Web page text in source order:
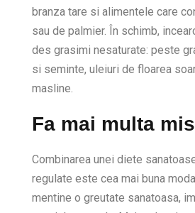
branza tare si alimentele care
sau de palmier. În schimb,
des grasimi nesaturate: peste
si seminte, uleiuri de floarea
masline.
Fa mai multa
Combinarea unei diete
regulate este cea mai buna
mentine o greutate sanatoasa,